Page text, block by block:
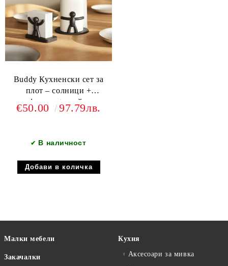
Buddy Кухненски сет за
плот – солници +
салфетник + стойка за
хартия
€50.00 97.79лв.
✔ В наличност
Малки мебели
Закачалки
Кухня
Аксесоари за мивка